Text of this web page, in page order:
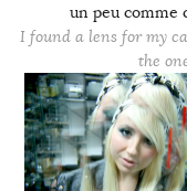
un peu comme
I found a lens for my
the